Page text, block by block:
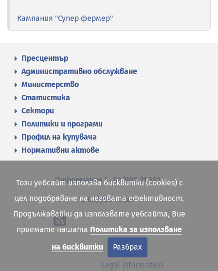
Кампания "Супер фермер"
Пресцентър
Административно обслужване
Министерство
Статистика
Сектори
Политики и програми
Профил на купувача
Нормативни актове
Информация 02/985 11 383
02/985 11 384
Site map
Legal information
Този уебсайт използва бисквитки (cookies) с
цел подобряване на неговата ефективност.
Продължавайки да използвате уебсайта, Вие
приемате нашата Политика за използване
на бисквитки
Разбрах